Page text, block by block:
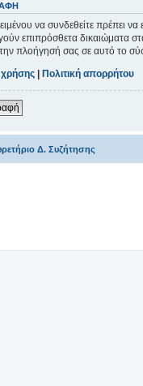
να συνδεθείτε πρέπει
επιπρόσθετα δικαιώματα
πλοήγησή σας σε αυτό το
| Πολιτική απορρήτου
Δ. Συζήτησης